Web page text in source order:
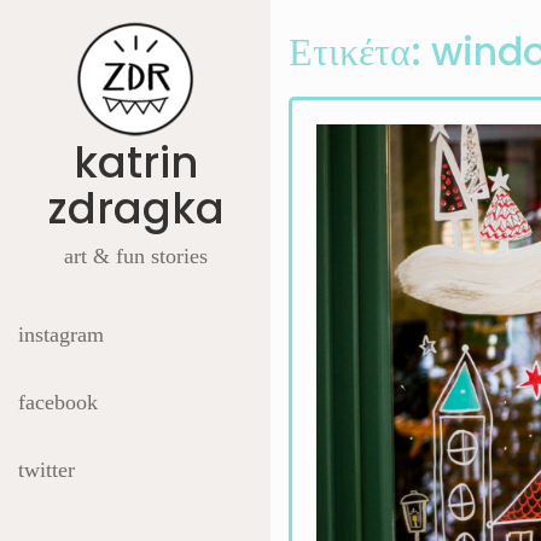
katrin
zdragka
art & fun stories
instagram
facebook
twitter
Ετικέτα: